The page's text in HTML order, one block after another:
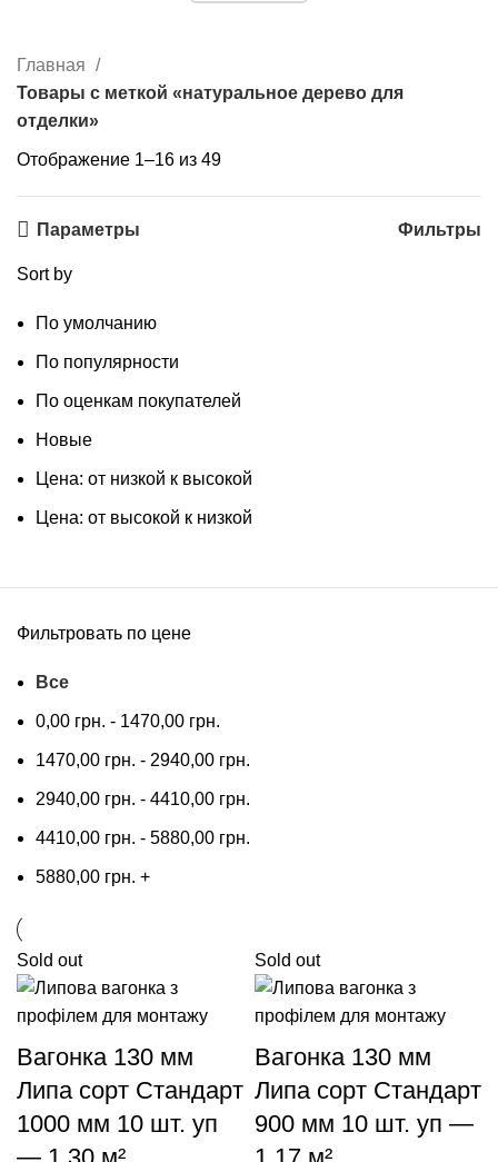
Главная
Товары с меткой «натуральное дерево для
отделки»
Отображение 1–16 из 49
Параметры Фильтры
Sort by
По умолчанию
По популярности
По оценкам покупателей
Новые
Цена: от низкой к высокой
Цена: от высокой к низкой
Фильтровать по цене
Все
0,00 грн. - 1470,00 грн.
1470,00 грн. - 2940,00 грн.
2940,00 грн. - 4410,00 грн.
4410,00 грн. - 5880,00 грн.
5880,00 грн. +
Sold out
Вагонка 130 мм
Липа сорт Стандарт
1000 мм 10 шт. уп
Sold out
Вагонка 130 мм
Липа сорт Стандарт
900 мм 10 шт. уп —